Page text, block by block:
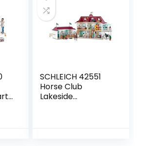
SCHLEICH 42551
Horse Club
Lakeside